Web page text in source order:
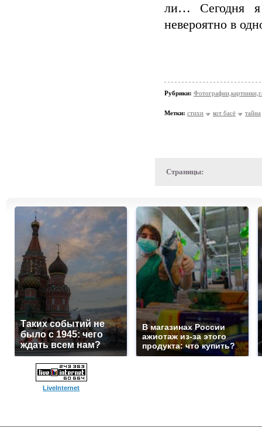
ли… Сегодня
невероятно в
Рубрики:
Метки: стихи кот басё тайна
Страницы:
Таких событий не
было с 1945: чего
ждать всем нам?
В магазинах России
ажиотаж из-за этого
продукта: что купить?
LiveInternet